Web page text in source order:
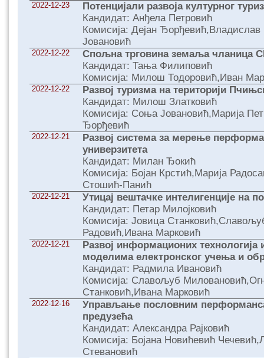
2022-12-23
Потенцијали развоја културног
Кандидат: Анђела Петровић
Комисија: Дејан
Јовановић
2022-12-22
Спољна трговина земаља чланица
Кандидат: Тања Филиповић
Комисија: Милош Тодоровић,Иван
2022-12-22
Развој туризма на територији
Кандидат: Милош Златковић
Комисија: Соња Јовановић,Марија
Ђорђевић
2022-12-21
Развој система за мерење
универзитета
Кандидат: Милан Ђокић
Комисија: Бојан Крстић,Марија
Стошић-Панић
2022-12-21
Утицај вештачке интелигенције на
Кандидат: Петар Милојковић
Комисија: Јовица
Радовић,Ивана Марковић
2022-12-21
Развој информационих
моделима електронског учења и
Кандидат: Радмила Ивановић
Комисија: Славољуб
Станковић,Ивана Марковић
2022-12-16
Управљање пословним
предузећа
Кандидат: Александра Рајковић
Комисија: Бојана Новићевић
Стевановић